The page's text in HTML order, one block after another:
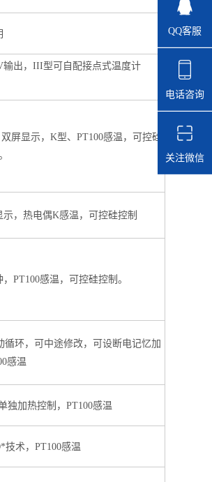
输出，III型可自配接点式温度计
屏显示，K型、PT100感温，可控硅
，热电偶K感温，可控硅控制
PT100感温，可控硅控制。
环，可中途修改，可设断电记忆加
感温
独加热控制，PT100感温
技术，PT100感温
QQ客服
电话咨询
关注微信